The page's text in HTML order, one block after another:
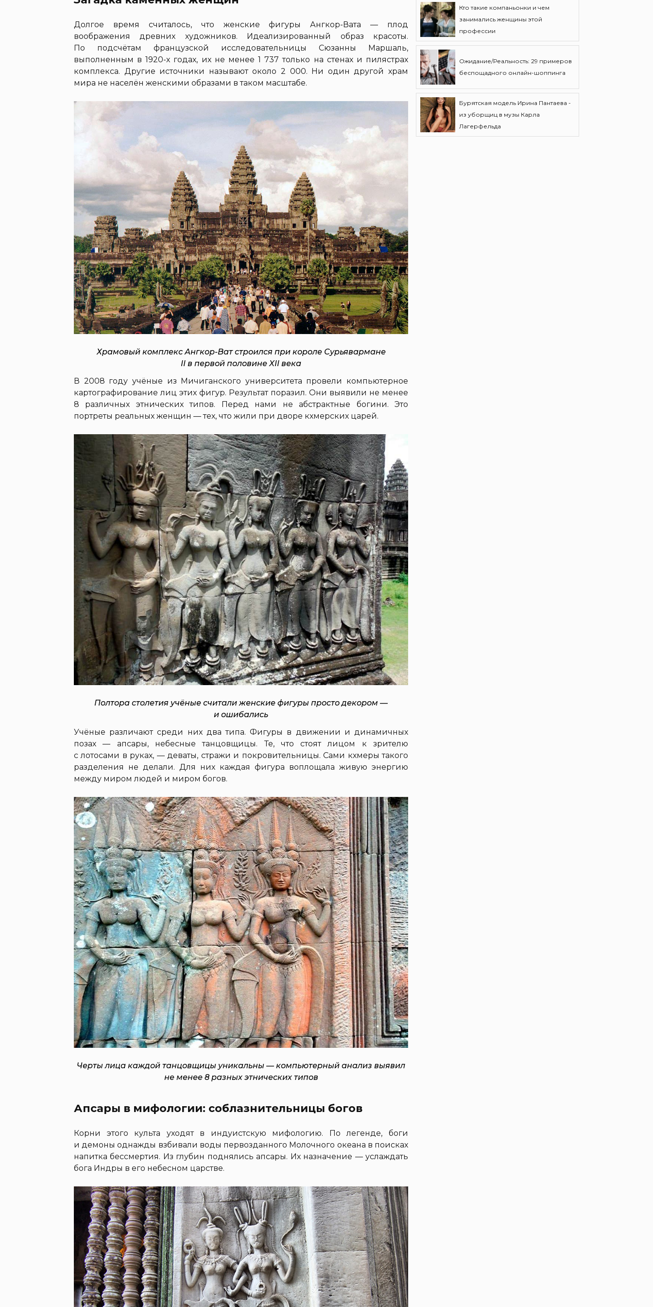
Долгое время считалось, что женские фигуры Ангкор-Вата — плод
воображения древних художников. Идеализированный образ красоты.
По подсчётам французской исследовательницы Сюзанны Маршаль,
выполненным в 1920-х годах, их не менее 1 737 только на стенах и пилястрах
комплекса. Другие источники называют около 2 000. Ни один другой храм
мира не населён женскими образами в таком масштабе.
Храмовый комплекс Ангкор-Ват строился при короле Сурьявармане
II в первой половине XII века
В 2008 году учёные из Мичиганского университета провели компьютерное
картографирование лиц этих фигур. Результат поразил. Они выявили не менее
8 различных этнических типов. Перед нами не абстрактные богини. Это
портреты реальных женщин — тех, что жили при дворе кхмерских царей.
Полтора столетия учёные считали женские фигуры просто декором —
и ошибались
Учёные различают среди них два типа. Фигуры в движении и динамичных
позах — апсары, небесные танцовщицы. Те, что стоят лицом к зрителю
с лотосами в руках, — деваты, стражи и покровительницы. Сами кхмеры такого
разделения не делали. Для них каждая фигура воплощала живую энергию
между миром людей и миром богов.
Черты лица каждой танцовщицы уникальны — компьютерный анализ выявил
не менее 8 разных этнических типов
Апсары в мифологии: соблазнительницы богов
Корни этого культа уходят в индуистскую мифологию. По легенде, боги
и демоны однажды взбивали воды первозданного Молочного океана в поисках
напитка бессмертия. Из глубин поднялись апсары. Их назначение — услаждать
бога Индры в его небесном царстве.
Кто такие компаньонки и чем
занимались женщины этой
профессии
Ожидание/Реальность: 29 примеров
беспощадного онлайн-шоппинга
Бурятская модель Ирина Пантаева -
из уборщиц в музы Карла
Лагерфельда